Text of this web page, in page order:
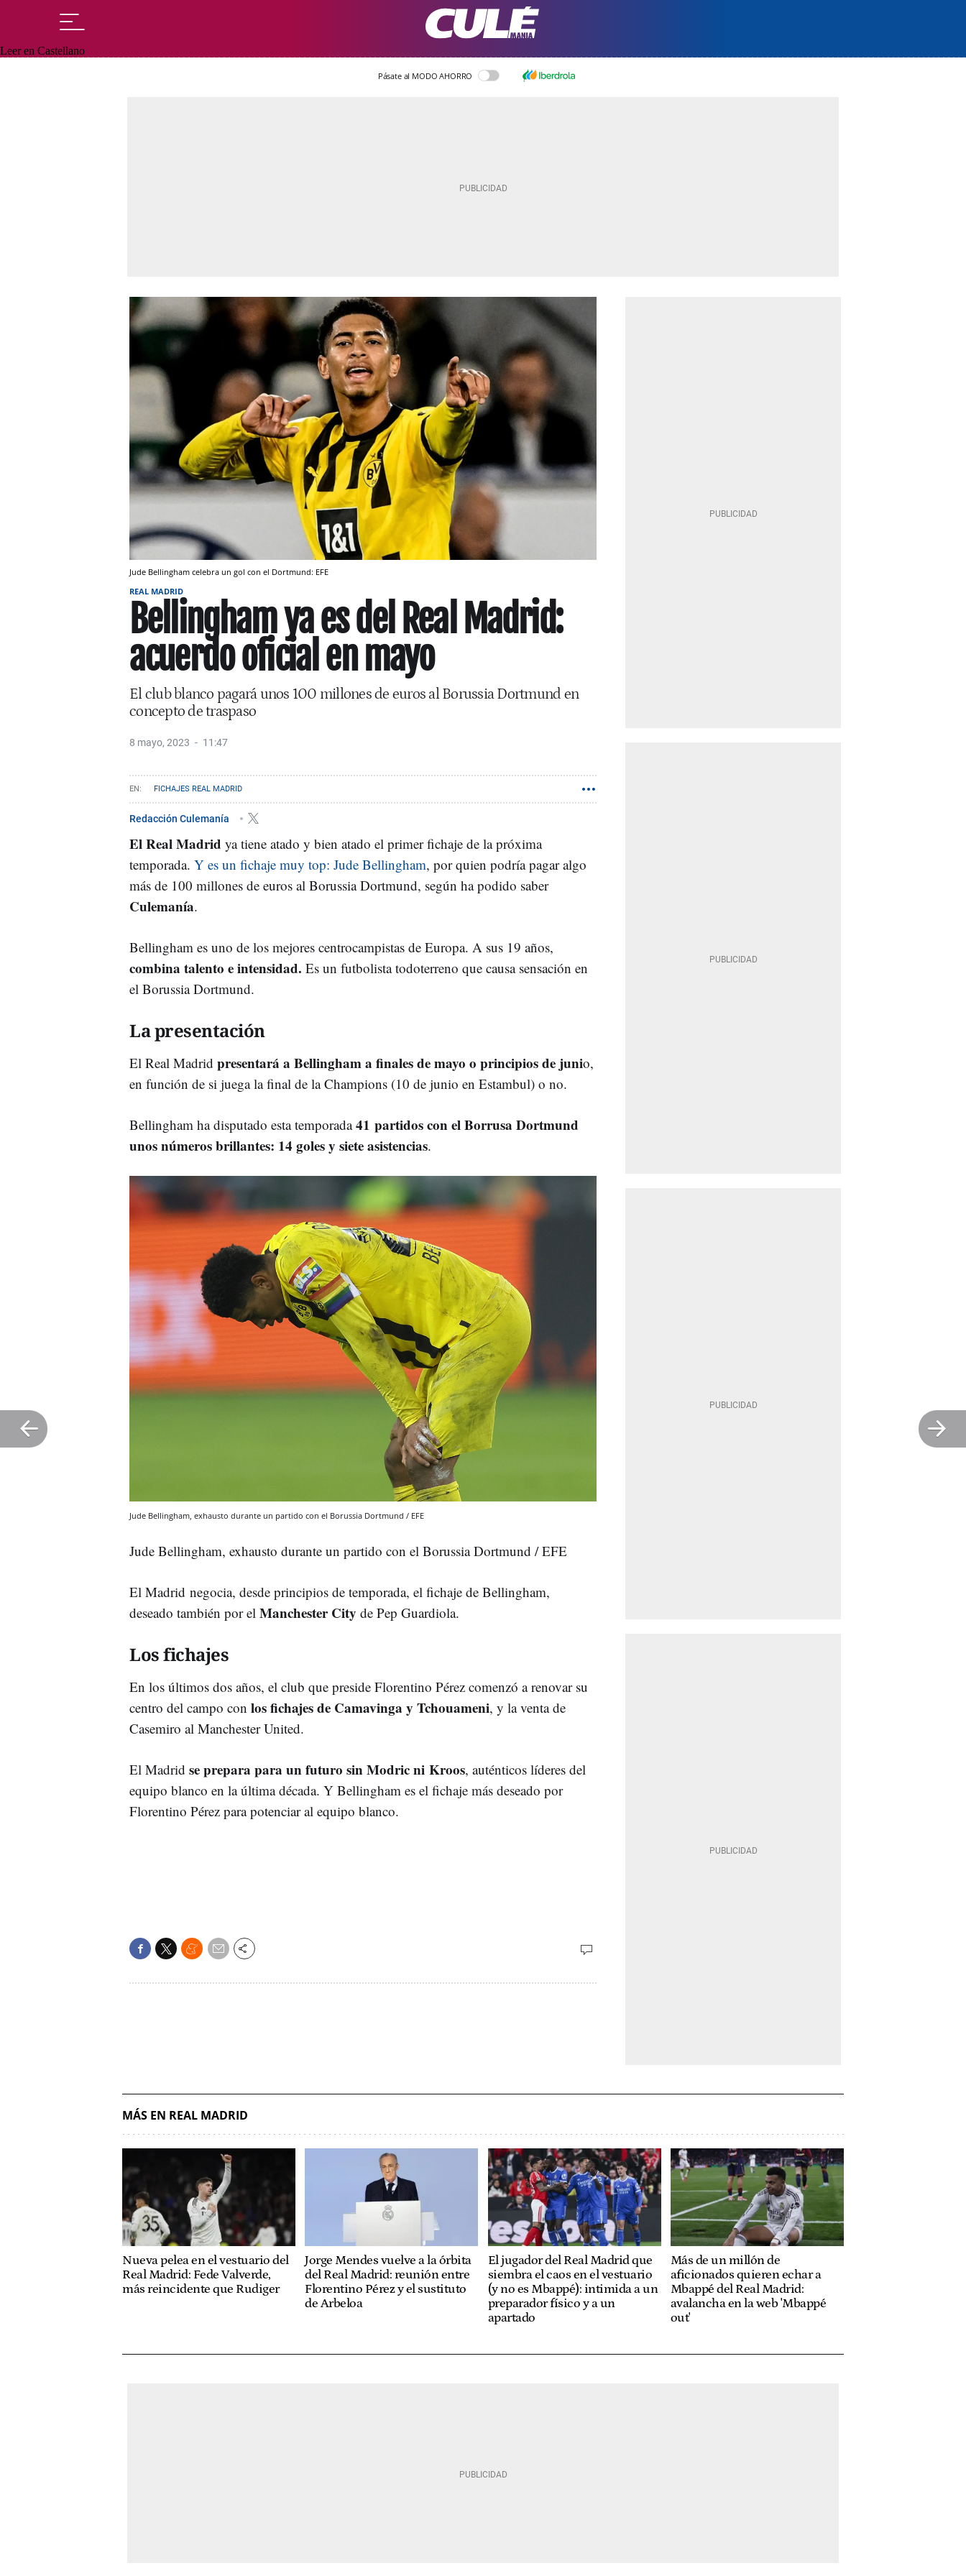
Leer en Castellano
Pásate al MODO AHORRO
Jude Bellingham celebra un gol con el Dortmund: EFE
REAL MADRID
Bellingham ya es del Real Madrid:
acuerdo oficial en mayo
El club blanco pagará unos 100 millones de euros al Borussia Dortmund en
concepto de traspaso
8 mayo, 2023 11:47
FICHAJES REAL MADRID
Redacción Culemanía
El Real Madrid ya tiene atado y bien atado el primer fichaje de la próxima
temporada. Y es un fichaje muy top: Jude Bellingham, por quien podría pagar algo
más de 100 millones de euros al Borussia Dortmund, según ha podido saber
Culemanía.
Bellingham es uno de los mejores centrocampistas de Europa. A sus 19 años,
combina talento e intensidad. Es un futbolista todoterreno que causa sensación en
el Borussia Dortmund.
La presentación
El Real Madrid presentará a Bellingham a finales de mayo o principios de junio,
en función de si juega la final de la Champions (10 de junio en Estambul) o no.
Bellingham ha disputado esta temporada41 partidos con el Borrusa Dortmund
unos números brillantes: 14 goles y siete asistencias.
Jude Bellingham, exhausto durante un partido con el Borussia Dortmund / EFE
Jude Bellingham, exhausto durante un partido con el Borussia Dortmund / EFE
El Madrid negocia, desde principios de temporada, el fichaje de Bellingham,
deseado también por el Manchester City de Pep Guardiola.
Los fichajes
En los últimos dos años, el club que preside Florentino Pérez comenzó a renovar su
centro del campo con los fichajes de Camavinga y Tchouameni, y la venta de
Casemiro al Manchester United.
El Madrid se prepara para un futuro sin Modric ni Kroos, auténticos líderes del
equipo blanco en la última década. Y Bellingham es el fichaje más deseado por
Florentino Pérez para potenciar al equipo blanco.
MÁS EN REAL MADRID
Nueva pelea en el vestuario del
Real Madrid: Fede Valverde,
más reincidente que Rudiger
Jorge Mendes vuelve a la órbita
del Real Madrid: reunión entre
Florentino Pérez y el sustituto
de Arbeloa
El jugador del Real Madrid que
siembra el caos en el vestuario
(y no es Mbappé): intimida a un
preparador físico y a un
apartado
Más de un millón de
aficionados quieren echar a
Mbappé del Real Madrid:
avalancha en la web 'Mbappé
out'